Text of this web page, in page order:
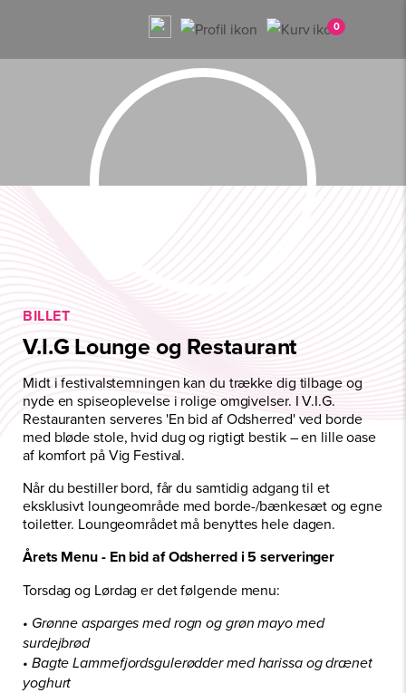
0
BILLET
V.I.G Lounge og Restaurant
Midt i festivalstemningen kan du trække dig tilbage og
nyde en spiseoplevelse i rolige omgivelser. I V.I.G.
Restauranten serveres 'En bid af Odsherred' ved borde
med bløde stole, hvid dug og rigtigt bestik – en lille oase
af komfort på Vig Festival.
Når du bestiller bord, får du samtidig adgang til et
eksklusivt loungeområde med borde-/bænkesæt og egne
toiletter. Loungeområdet må benyttes hele dagen.
Årets Menu - En bid af Odsherred i 5 serveringer
Torsdag og Lørdag er det følgende menu:
• Grønne asparges med rogn og grøn mayo med
surdejbrød
• Bagte Lammefjordsgulerødder med harissa og drænet
yoghurt